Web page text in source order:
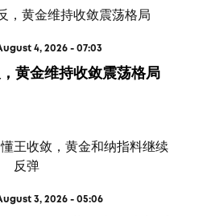
4, 2026 - 07:03
黄金维持收敛震荡格局
3, 2026 - 05:06